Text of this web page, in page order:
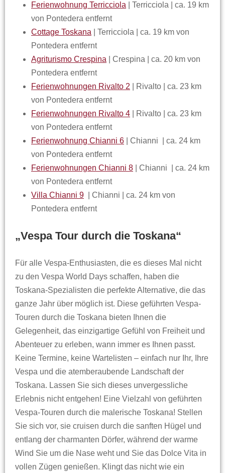
Ferienwohnung Terricciola | Terricciola | ca. 19 km
von Pontedera entfernt
Cottage Toskana | Terricciola | ca. 19 km von
Pontedera entfernt
Agriturismo Crespina | Crespina | ca. 20 km von
Pontedera entfernt
Ferienwohnungen Rivalto 2 | Rivalto | ca. 23 km
von Pontedera entfernt
Ferienwohnungen Rivalto 4 | Rivalto | ca. 23 km
von Pontedera entfernt
Ferienwohnung Chianni 6 | Chianni | ca. 24 km
von Pontedera entfernt
Ferienwohnungen Chianni 8 | Chianni | ca. 24 km
von Pontedera entfernt
Villa Chianni 9 | Chianni | ca. 24 km von
Pontedera entfernt
„Vespa Tour durch die Toskana“
Für alle Vespa-Enthusiasten, die es dieses Mal nicht
zu den Vespa World Days schaffen, haben die
Toskana-Spezialisten die perfekte Alternative, die das
ganze Jahr über möglich ist. Diese geführten Vespa-
Touren durch die Toskana bieten Ihnen die
Gelegenheit, das einzigartige Gefühl von Freiheit und
Abenteuer zu erleben, wann immer es Ihnen passt.
Keine Termine, keine Wartelisten – einfach nur Ihr, Ihre
Vespa und die atemberaubende Landschaft der
Toskana. Lassen Sie sich dieses unvergessliche
Erlebnis nicht entgehen! Eine Vielzahl von geführten
Vespa-Touren durch die malerische Toskana! Stellen
Sie sich vor, sie cruisen durch die sanften Hügel und
entlang der charmanten Dörfer, während der warme
Wind Sie um die Nase weht und Sie das Dolce Vita in
vollen Zügen genießen. Klingt das nicht wie ein